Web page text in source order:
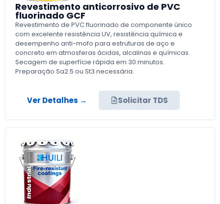
Revestimento anticorrosivo de PVC
fluorinado GCF
Revestimento de PVC fluorinado de componente único
com excelente resistência UV, resistência química e
desempenho anti-mofo para estruturas de aço e
concreto em atmosferas ácidas, alcalinas e químicas.
Secagem de superfície rápida em 30 minutos.
Preparação Sa2.5 ou St3 necessária.
Ver Detalhes → Solicitar TDS